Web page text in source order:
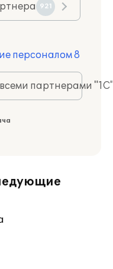
921
персоналом 8
партнерами